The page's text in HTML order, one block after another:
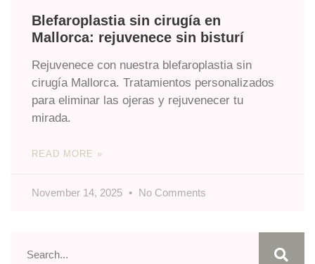
Blefaroplastia sin cirugía en
Mallorca: rejuvenece sin bisturí
Rejuvenece con nuestra blefaroplastia sin
cirugía Mallorca. Tratamientos personalizados
para eliminar las ojeras y rejuvenecer tu
mirada.
READ MORE »
November 14, 2025 No Comments